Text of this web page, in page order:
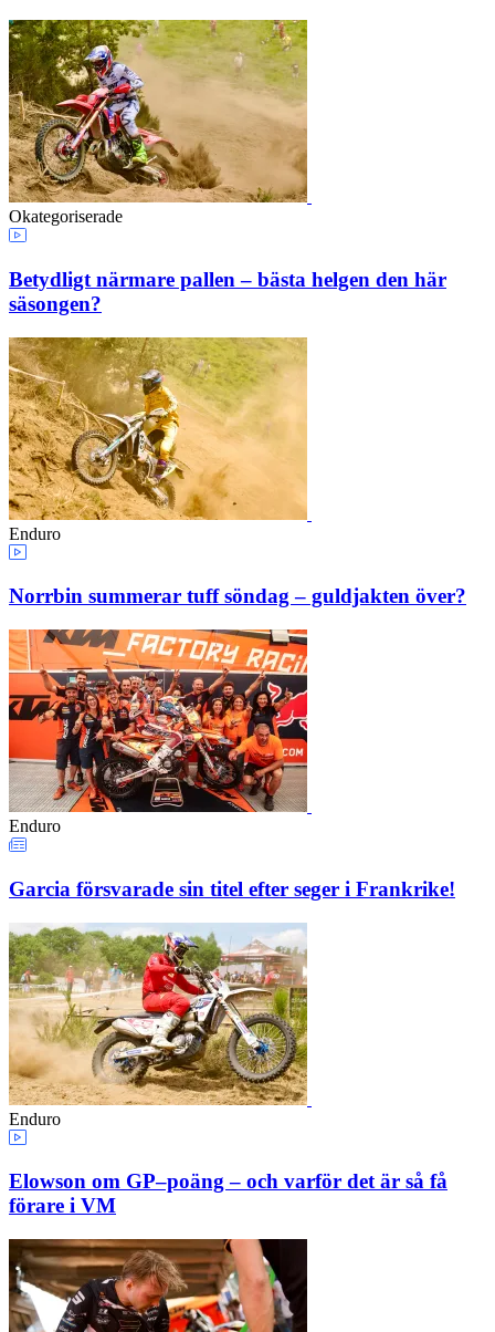
Okategoriserade
Betydligt närmare pallen – bästa helgen den här
säsongen?
Enduro
Norrbin summerar tuff söndag – guldjakten över?
Enduro
Garcia försvarade sin titel efter seger i Frankrike!
Enduro
Elowson om GP–poäng – och varför det är så få
förare i VM